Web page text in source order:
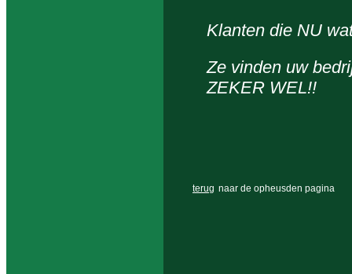
Klanten die NU
Ze vinden uw
ZEKER WEL!!
terug naar de opheusden pagina